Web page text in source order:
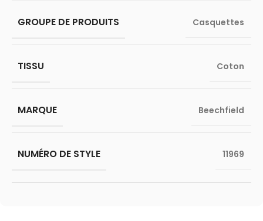
GROUPE DE PRODUITS Casquettes
TISSU Coton
MARQUE Beechfield
NUMÉRO DE STYLE 11969